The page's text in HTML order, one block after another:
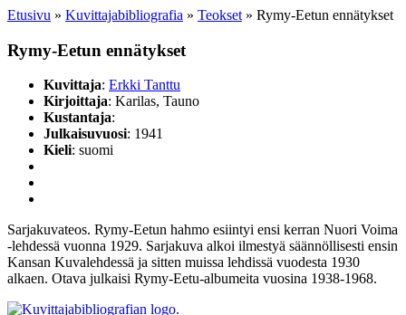
Etusivu » Kuvittaja­bibliografia » Teokset » Rymy-Eetun ennätykset
Rymy-Eetun ennätykset
Kuvittaja: Erkki Tanttu
Kirjoittaja: Karilas, Tauno
Kustantaja:
Julkaisuvuosi: 1941
Kieli: suomi
Sarjakuvateos. Rymy-Eetun hahmo esiintyi ensi kerran Nuori Voima
-lehdessä vuonna 1929. Sarjakuva alkoi ilmestyä säännöllisesti ensin
Kansan Kuvalehdessä ja sitten muissa lehdissä vuodesta 1930
alkaen. Otava julkaisi Rymy-Eetu-albumeita vuosina 1938-1968.